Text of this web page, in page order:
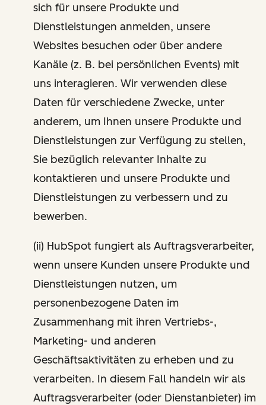
sich für unsere Produkte und
Dienstleistungen anmelden, unsere
Websites besuchen oder über andere
Kanäle (z. B. bei persönlichen Events) mit
uns interagieren. Wir verwenden diese
Daten für verschiedene Zwecke, unter
anderem, um Ihnen unsere Produkte und
Dienstleistungen zur Verfügung zu stellen,
Sie bezüglich relevanter Inhalte zu
kontaktieren und unsere Produkte und
Dienstleistungen zu verbessern und zu
bewerben.
(ii) HubSpot fungiert als Auftragsverarbeiter,
wenn unsere Kunden unsere Produkte und
Dienstleistungen nutzen, um
personenbezogene Daten im
Zusammenhang mit ihren Vertriebs-,
Marketing- und anderen
Geschäftsaktivitäten zu erheben und zu
verarbeiten. In diesem Fall handeln wir als
Auftragsverarbeiter (oder Dienstanbieter) im